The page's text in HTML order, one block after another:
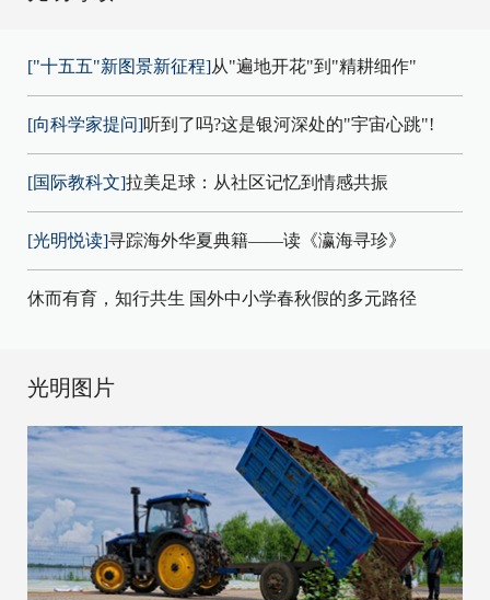
["十五五"新图景新征程]从"遍地开花"到"精耕细作"
[向科学家提问]听到了吗?这是银河深处的"宇宙心跳"!
[国际教科文]拉美足球：从社区记忆到情感共振
[光明悦读]寻踪海外华夏典籍——读《瀛海寻珍》
休而有育，知行共生 国外中小学春秋假的多元路径
光明图片